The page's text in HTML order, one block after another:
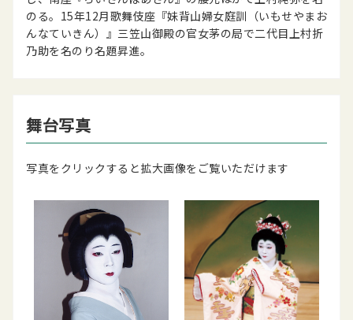
のる。15年12月歌舞伎座『妹背山婦女庭訓（いもせやまお
んなていきん）』三笠山御殿の官女茅の局で二代目上村折
乃助を名のり名題昇進。
舞台写真
写真をクリックすると拡大画像をご覧いただけます